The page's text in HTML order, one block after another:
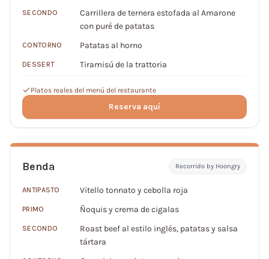
SECONDO
Carrillera de ternera estofada al Amarone
con puré de patatas
CONTORNO Patatas al horno
DESSERT Tiramisú de la trattoria
Platos reales del menú del restaurante
Reserva aquí
Benda Recorrido by Hoongry
ANTIPASTO Vitello tonnato y cebolla roja
PRIMO Ñoquis y crema de cigalas
SECONDO
Roast beef al estilo inglés, patatas y salsa
tártara